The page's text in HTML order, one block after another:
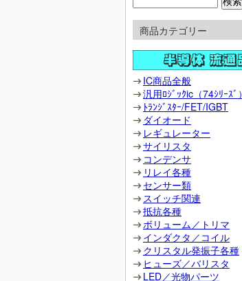
商品カテゴリー
IC商品全般
汎用ﾛｼﾞｯｸic（74ｼﾘｰｽﾞ）
ﾄﾗﾝｼﾞｽﾀｰ/FET/IGBT
ダイオード
レギュレーター
サイリスタ
コンデンサ
リレイ各種
センサー類
スイッチ関連
抵抗各種
ボリューム／トリマ
インダクタ／コイル
クリスタル発振子各種
ヒューズ／バリスタ
LED／光物パーツ